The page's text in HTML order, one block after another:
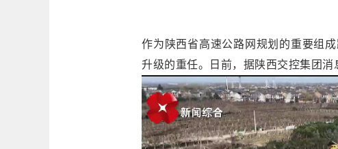
作为陕西省高速公路网规划的重要组
升级的重任。日前，据陕西交控集团消